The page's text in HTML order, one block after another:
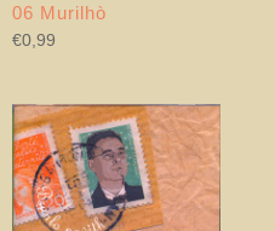
06 Murilhò
€0,99